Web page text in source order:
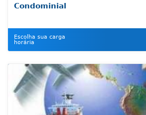
Condominial
Escolha sua carga
horária